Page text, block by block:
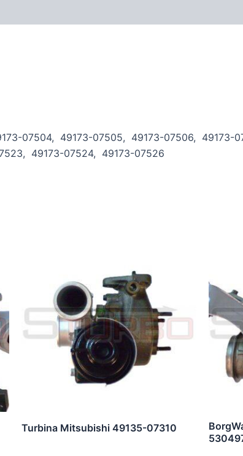
07504, 49173-07505, 49173-07506, 49173-
49173-07524, 49173-07526
Turbina Mitsubishi 49135-07310